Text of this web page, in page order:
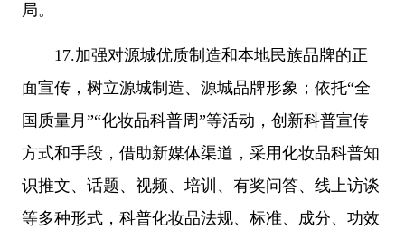
局。
17.加强对源城优质制造和本地民族品牌的正
面宣传，树立源城制造、源城品牌形象；依托“全
国质量月”“化妆品科普周”等活动，创新科普宣传
方式和手段，借助新媒体渠道，采用化妆品科普知
识推文、话题、视频、培训、有奖问答、线上访谈
等多种形式，科普化妆品法规、标准、成分、功效